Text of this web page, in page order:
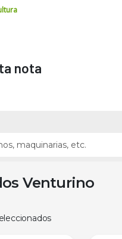
nota
Venturino